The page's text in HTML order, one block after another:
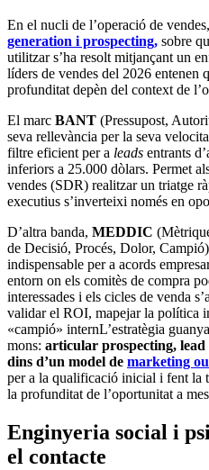
En el nucli de l’operació de vendes,
generation i prospecting, sobre
utilitzar s’ha resolt mitjançant un
líders de vendes del 2026 entenen
profunditat depèn del context de
El marc BANT (Pressupost,
seva rellevància per la seva
filtre eficient per a leads entrants
inferiors a 25.000 dòlars. Permet
vendes (SDR) realitzar un triatge
executius s’inverteixi només en
D’altra banda, MEDDIC
de Decisió, Procés, Dolor,
indispensable per a acords
entorn on els comitès de compra
interessades i els cicles de venda
validar el ROI, mapejar la política
«campió» internL’estratègia
mons: articular prospecting,
dins d’un model de marketing
per a la qualificació inicial i fent la
la profunditat de l’oportunitat a
Enginyeria social i
el contacte